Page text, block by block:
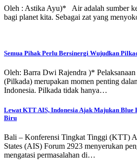
Oleh : Astika Ayu)* Air adalah sumber
bagi planet kita. Sebagai zat yang
Semua Pihak Perlu Bersinergi Wujudkan
Oleh: Barra Dwi Rajendra )*
(Pilkada) merupakan momen penting
Indonesia. Pilkada tidak hanya…
Lewat KTT AIS, Indonesia Ajak Majukan Blue
Biru
Bali – Konferensi Tingkat Tinggi (KTT)
States (AIS) Forum 2923 menyerukan
mengatasi permasalahan di…